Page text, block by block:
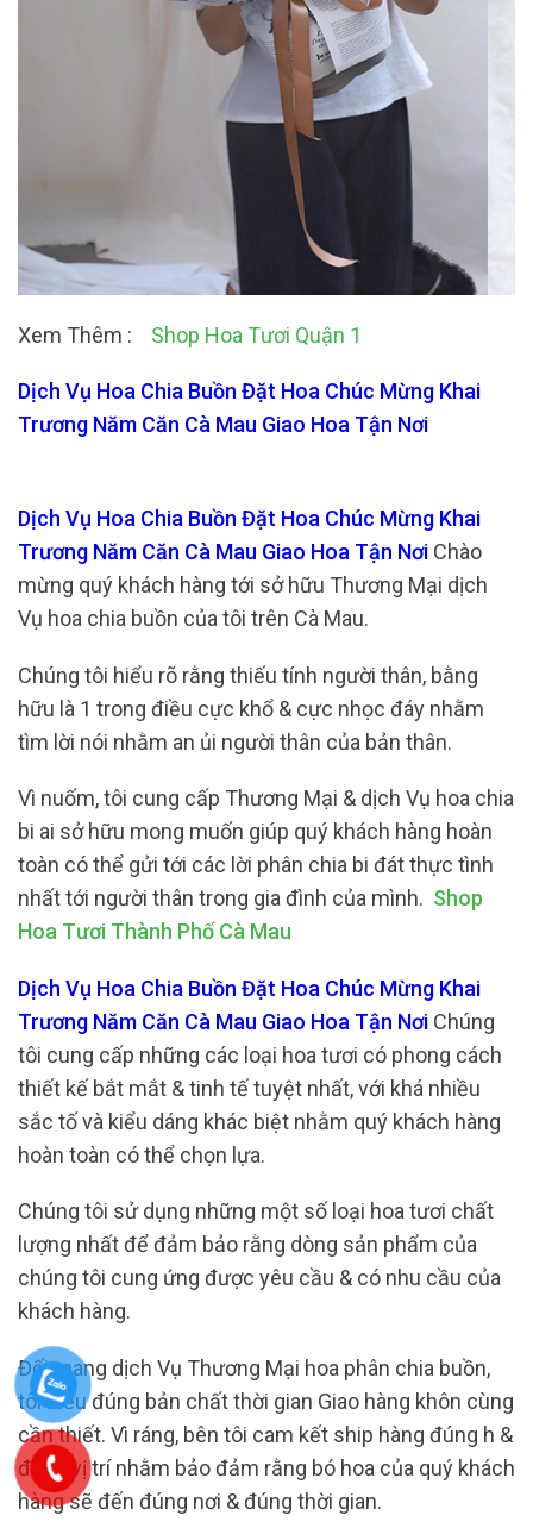
Xem Thêm : Shop Hoa Tươi Quận 1
Dịch Vụ Hoa Chia Buồn Đặt Hoa Chúc Mừng Khai
Trương Năm Căn Cà Mau Giao Hoa Tận Nơi
Dịch Vụ Hoa Chia Buồn Đặt Hoa Chúc Mừng Khai
Trương Năm Căn Cà Mau Giao Hoa Tận Nơi Chào
mừng quý khách hàng tới sở hữu Thương Mại dịch
Vụ hoa chia buồn của tôi trên Cà Mau.
Chúng tôi hiểu rõ rằng thiếu tính người thân, bằng
hữu là 1 trong điều cực khổ & cực nhọc đáy nhằm
tìm lời nói nhằm an ủi người thân của bản thân.
Vì nuốm, tôi cung cấp Thương Mại & dịch Vụ hoa chia
bi ai sở hữu mong muốn giúp quý khách hàng hoàn
toàn có thể gửi tới các lời phân chia bi đát thực tình
nhất tới người thân trong gia đình của mình. Shop
Hoa Tươi Thành Phố Cà Mau
Dịch Vụ Hoa Chia Buồn Đặt Hoa Chúc Mừng Khai
Trương Năm Căn Cà Mau Giao Hoa Tận Nơi Chúng
tôi cung cấp những các loại hoa tươi có phong cách
thiết kế bắt mắt & tinh tế tuyệt nhất, với khá nhiều
sắc tố và kiểu dáng khác biệt nhằm quý khách hàng
hoàn toàn có thể chọn lựa.
Chúng tôi sử dụng những một số loại hoa tươi chất
lượng nhất để đảm bảo rằng dòng sản phẩm của
chúng tôi cung ứng được yêu cầu & có nhu cầu của
khách hàng.
Đối mang dịch Vụ Thương Mại hoa phân chia buồn,
tôi hiểu đúng bản chất thời gian Giao hàng khôn cùng
cần thiết. Vì ráng, bên tôi cam kết ship hàng đúng h &
đúng vị trí nhằm bảo đảm rằng bó hoa của quý khách
hàng sẽ đến đúng nơi & đúng thời gian.